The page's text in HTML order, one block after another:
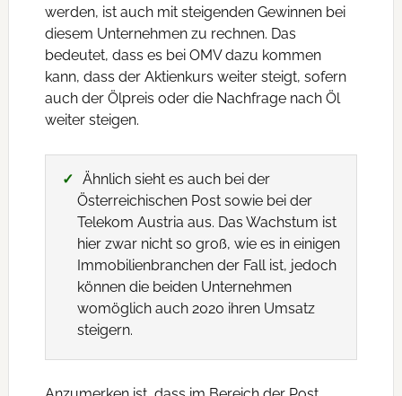
werden, ist auch mit steigenden Gewinnen bei
diesem Unternehmen zu rechnen. Das
bedeutet, dass es bei OMV dazu kommen
kann, dass der Aktienkurs weiter steigt, sofern
auch der Ölpreis oder die Nachfrage nach Öl
weiter steigen.
Ähnlich sieht es auch bei der
Österreichischen Post sowie bei der
Telekom Austria aus. Das Wachstum ist
hier zwar nicht so groß, wie es in einigen
Immobilienbranchen der Fall ist, jedoch
können die beiden Unternehmen
womöglich auch 2020 ihren Umsatz
steigern.